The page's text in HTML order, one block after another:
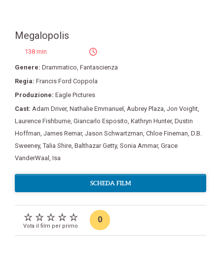
Megalopolis
138 min
Genere: Drammatico Fantascienza
Regia: Francis Ford Coppola
Produzione: Eagle Pictures
Cast: Adam Driver, Nathalie Emmanuel Aubrey Plaza Jon Voight
Laurence Fishburne Giancarlo Esposito Kathryn Hunter, Dustin
Hoffman James Remar, Jason Schwartzman Chloe Fineman D.B.
Sweeney,Talia Shire Balthazar Getty, Sonia Ammar, Grace
VanderWaal
Isa
SCHEDA FILM
Vota il film per primo
0